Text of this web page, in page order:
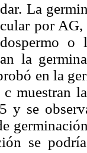
La
por
la
en la
muestran
y se
se